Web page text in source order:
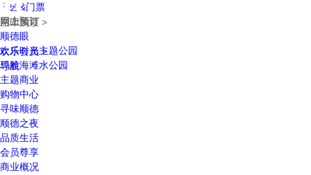
立即购票 >
欢乐会员 >
导航
乐园&门票
网上预订
顺德眼
欢乐时光主题公园
玛雅海滩水公园
主题商业
购物中心
寻味顺德
顺德之夜
品质生活
会员尊享
商业概况